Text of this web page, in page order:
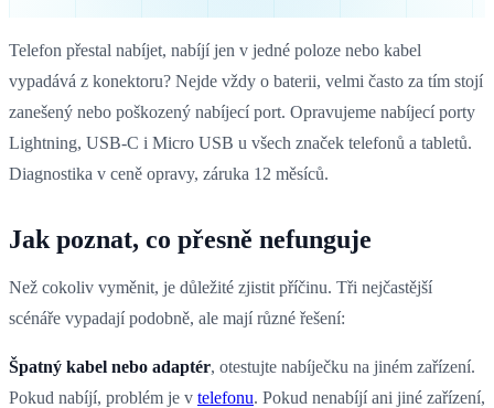
Telefon přestal nabíjet, nabíjí jen v jedné poloze nebo kabel
vypadává z konektoru? Nejde vždy o baterii, velmi často za tím stojí
zanešený nebo poškozený nabíjecí port. Opravujeme nabíjecí porty
Lightning, USB-C i Micro USB u všech značek telefonů a tabletů.
Diagnostika v ceně opravy, záruka 12 měsíců.
Jak poznat, co přesně nefunguje
Než cokoliv vyměnit, je důležité zjistit příčinu. Tři nejčastější
scénáře vypadají podobně, ale mají různé řešení:
Špatný kabel nebo adaptér, otestujte nabíječku na jiném zařízení.
Pokud nabíjí, problém je v telefonu. Pokud nenabíjí ani jiné zařízení,